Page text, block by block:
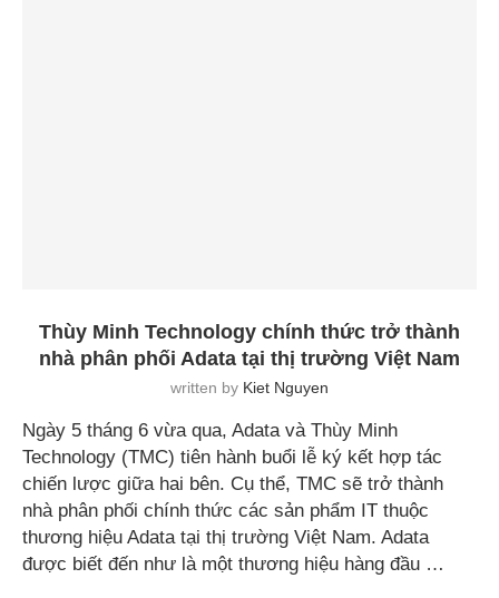
Thùy Minh Technology chính thức trở thành
nhà phân phối Adata tại thị trường Việt Nam
written by Kiet Nguyen
Ngày 5 tháng 6 vừa qua, Adata và Thùy Minh
Technology (TMC) tiên hành buổi lễ ký kết hợp tác
chiến lược giữa hai bên. Cụ thể, TMC sẽ trở thành
nhà phân phối chính thức các sản phẩm IT thuộc
thương hiệu Adata tại thị trường Việt Nam. Adata
được biết đến như là một thương hiệu hàng đầu …